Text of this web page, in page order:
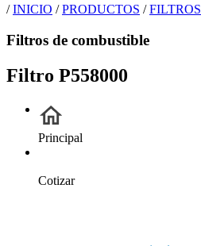
/INICIO /PRODUCTOS /FILTROS
Filtros de combustible
Filtro P558000
Principal
Cotizar